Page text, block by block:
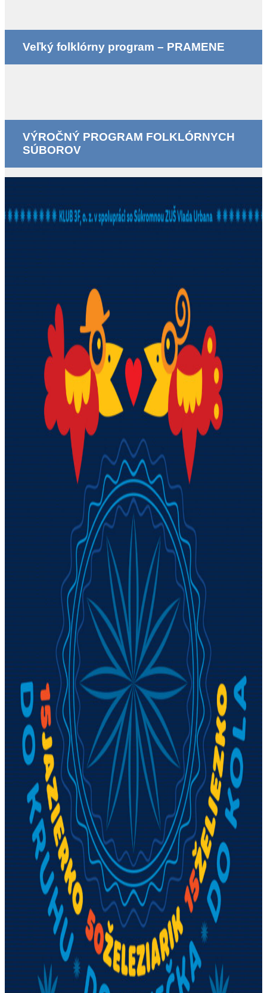
Veľký folklórny program – PRAMENE
VÝROČNÝ PROGRAM FOLKLÓRNYCH
SÚBOROV